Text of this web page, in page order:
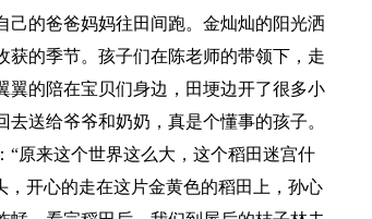
的爸爸妈妈往田间跑。金灿灿的阳光洒
的季节。孩子们在陈老师的带领下，走
翼的陪在宝贝们身边，田埂边开了很多小
送给爷爷和奶奶，真是个懂事的孩子。
原来这个世界这么大，这个稻田迷宫什
开心的走在这片金黄色的稻田上，孙心